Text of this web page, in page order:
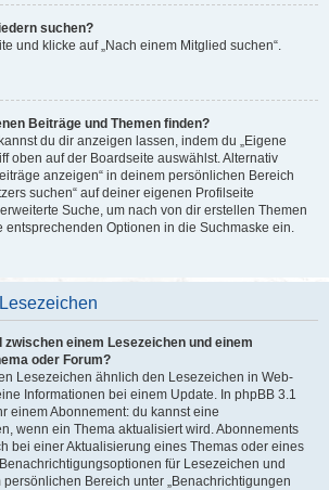
suchen?
und klicke auf „Nach einem Mitglied suchen“.
Beiträge und Themen finden?
du dir anzeigen lassen, indem du „Eigene
oben auf der Boardseite auswählst. Alternativ
anzeigen“ in deinem persönlichen Bereich
suchen“ auf deiner eigenen Profilseite
Suche, um nach von dir erstellen Themen
entsprechenden Optionen in die Suchmaske ein.
einem Lesezeichen und einem
oder Forum?
Lesezeichen ähnlich den Lesezeichen in Web-
Informationen bei einem Update. In phpBB 3.1
einem Abonnement: du kannst eine
wenn ein Thema aktualisiert wird. Abonnements
bei einer Aktualisierung eines Themas oder eines
für Lesezeichen und
Bereich unter „Benachrichtigungen